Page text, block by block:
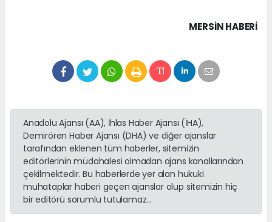
MERSIN HABERİ
Anadolu Ajansı (AA), İhlas Haber Ajansı (İHA),
Demirören Haber Ajansı (DHA) ve diğer ajanslar
tarafından eklenen tüm haberler, sitemizin
editörlerinin müdahalesi olmadan ajans kanallarından
çekilmektedir. Bu haberlerde yer alan hukuki
muhataplar haberi geçen ajanslar olup sitemizin hiç
bir editörü sorumlu tutulamaz...